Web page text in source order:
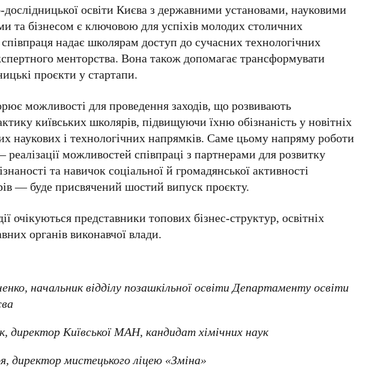
дослідницької освіти Києва з державними установами, науковими
та бізнесом є ключовою для успіхів молодих столичних
надає школярам доступ до сучасних технологічних
менторства. Вона також допомагає трансформувати
проєкти у стартапи.
можливості для проведення заходів, що розвивають
київських школярів, підвищуючи їхню обізнаність у новітніх
наукових і технологічних напрямків. Саме цьому напряму роботи
можливостей співпраці з партнерами для розвитку
та навичок соціальної й громадянської активності
— буде присвячений шостий випуск проєкту.
очікуються представники топових бізнес-структур, освітніх
органів виконавчої влади.
, начальник відділу позашкільної освітиДепартаменту освіти
, директорКиївської МАН, кандидат хімічних наук
, директор мистецького ліцею «Зміна»